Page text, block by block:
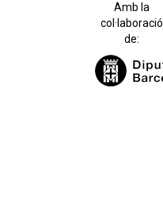
Amb la
col·laboració
de: